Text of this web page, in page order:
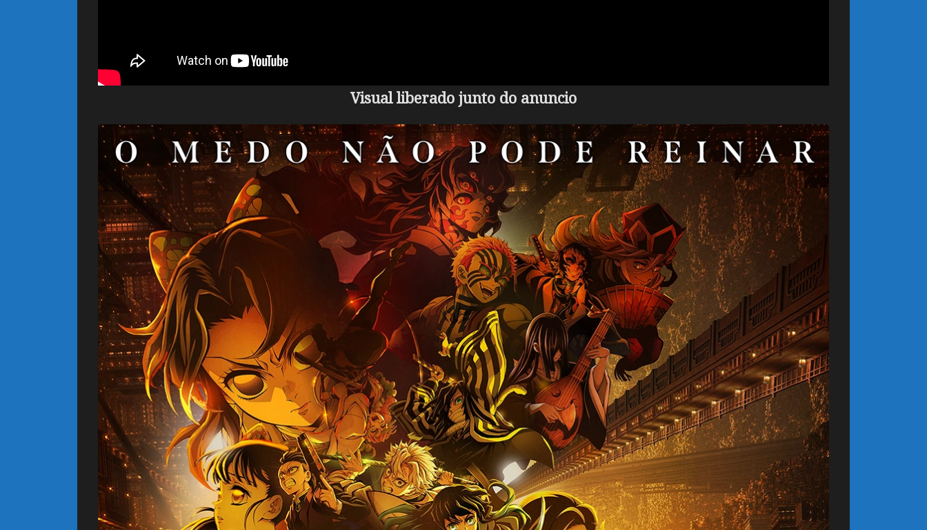
Visual liberado junto do anuncio